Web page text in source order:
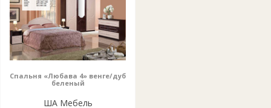
Спальня «Любава 4» венге/дуб
беленый
ША Мебель